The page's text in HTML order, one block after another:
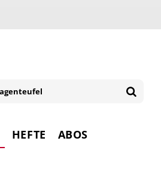
HEFTE ABOS